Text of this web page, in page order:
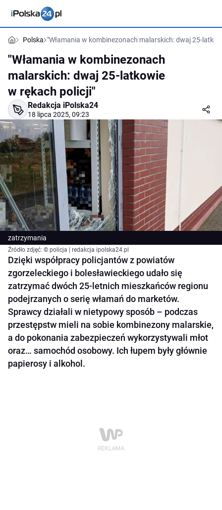
Polska "Włamania w kombinezonach malarskich: dwaj 25-
"Włamania w kombinezonach
malarskich: dwaj 25-latkowie
w rękach policji"
Redakcja iPolska24
18 lipca 2025, 09:23
zatrzymania
Źródło zdjęć: © policja | redakcja ipolska24.pl
Dzięki współpracy policjantów z powiatów
zgorzeleckiego i bolesławieckiego udało się
zatrzymać dwóch 25-letnich mieszkańców regionu
podejrzanych o serię włamań do marketów.
Sprawcy działali w nietypowy sposób – podczas
przestępstw mieli na sobie kombinezony malarskie,
a do pokonania zabezpieczeń wykorzystywali młot
oraz… samochód osobowy. Ich łupem były głównie
papierosy i alkohol.